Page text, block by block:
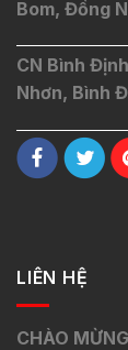
Bom, Đồng
CN Bình
Nhơn, Bình
LIÊN HỆ
CHÀO